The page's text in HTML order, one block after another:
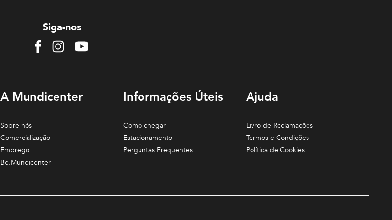
Siga-nos
FacebookInstagramYoutube
A Mundicenter
Sobre nós
Comercialização
Emprego
Be.Mundicenter
Informações Úteis
Como chegar
Estacionamento
Perguntas Frequentes
Ajuda
Livro de Reclamações
Termos e Condições
Política de Cookies